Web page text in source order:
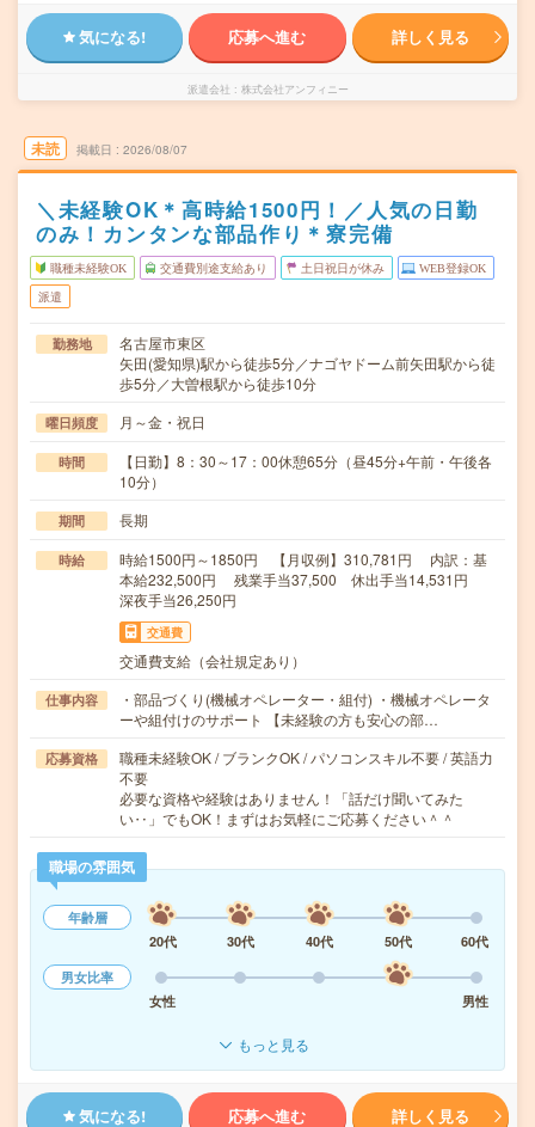
気になる! 応募へ進む 詳しく見る
派遣会社 株式会社アンフィニー
未読 掲載日 2026/08/07
＼未経験OK＊高時給1500円！／人気の日勤
のみ！カンタンな部品作り＊寮完備
職種未経験OK 交通費別途支給あり 土日祝日が休み WEB登録OK
派遣
勤務地
名古屋市東区
矢田(愛知県)駅から徒歩5分／ナゴヤドーム前矢田駅から徒
歩5分／大曽根駅から徒歩10分
曜日頻度 月～金・祝日
時間
【日勤】8：30～17：00休憩65分（昼45分+午前・午後各
10分）
期間 長期
時給
時給1500円～1850円 【月収例】310,781円 内訳：基
本給232,500円 残業手当37,500 休出手当14,531円
深夜手当26,250円
交通費
交通費支給（会社規定あり）
仕事内容
・部品づくり(機械オペレーター・組付) ・機械オペレータ
ーや組付けのサポート 【未経験の方も安心の部…
応募資格
職種未経験OK / ブランクOK / パソコンスキル不要 / 英語力
不要
必要な資格や経験はありません！「話だけ聞いてみた
い‥」でもOK！まずはお気軽にご応募ください＾＾
職場の雰囲気
年齢層
20代
30代 40代 50代
60代
男女比率
女性
男性
もっと見る
気になる! 応募へ進む 詳しく見る